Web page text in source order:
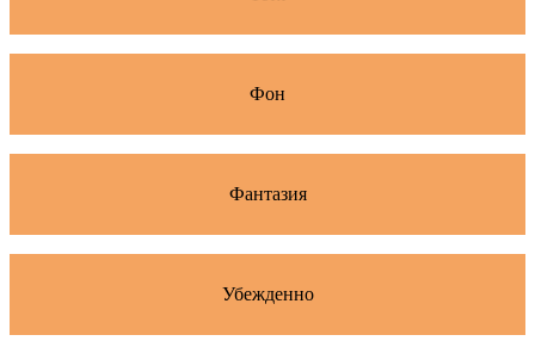
Фон
Фантазия
Убежденно